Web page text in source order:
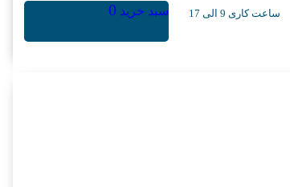
ساعت کاری 9 الی 17 سبد خرید 0